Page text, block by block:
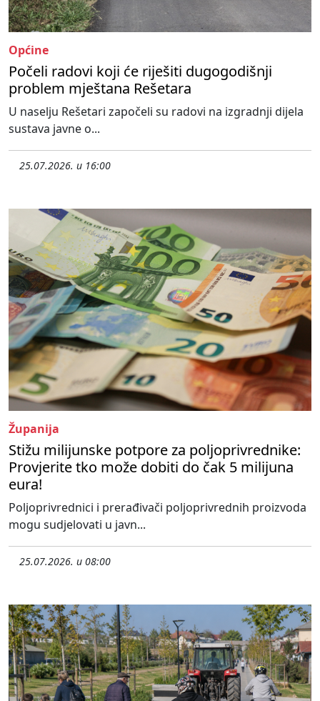
Općine
Počeli radovi koji će riješiti dugogodišnji
problem mještana Rešetara
U naselju Rešetari započeli su radovi na izgradnji dijela
sustava javne o...
25.07.2026. u 16:00
Županija
Stižu milijunske potpore za poljoprivrednike:
Provjerite tko može dobiti do čak 5 milijuna
eura!
Poljoprivrednici i prerađivači poljoprivrednih proizvoda
mogu sudjelovati u javn...
25.07.2026. u 08:00